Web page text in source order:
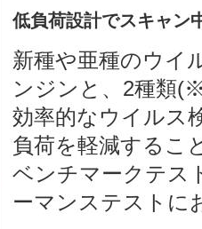
低負荷設計でスキャン
新種や亜種のウイ
ンジンと、2種類
効率的なウイルス
負荷を軽減するこ
ベンチマークテス
ーマンステストに